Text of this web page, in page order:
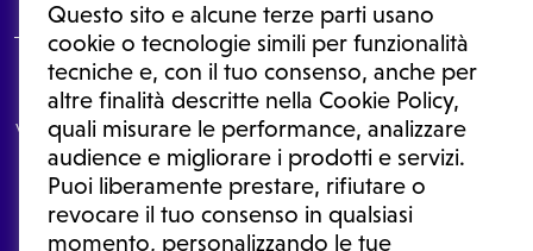
Questo sito e alcune terze parti usano
cookie o tecnologie simili per funzionalità
tecniche e, con il tuo consenso, anche per
altre finalità descritte nella Cookie Policy,
quali misurare le performance, analizzare
audience e migliorare i prodotti e servizi.
Puoi liberamente prestare, rifiutare o
revocare il tuo consenso in qualsiasi
momento, personalizzando le tue
Le informazioni proposte in questo sito non sono un consulto medico.
In nessun caso, queste informazioni sostituiscono un consulto, una
visita o una diagnosi formulata dal medico. Non si devono considerare
le informazioni disponibili come suggerimenti per la formulazione di
una diagnosi, la determinazione di un trattamento o l'assunzione o
sospensione di un farmaco senza prima consultare un medico di
medicina generale o uno specialista.
Condizioni di utilizzo |Privacy Policy |Gestione cookie